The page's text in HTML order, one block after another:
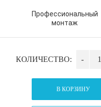
Профессиональный
монтаж
КОЛИЧЕСТВО: -
В КОРЗИНУ